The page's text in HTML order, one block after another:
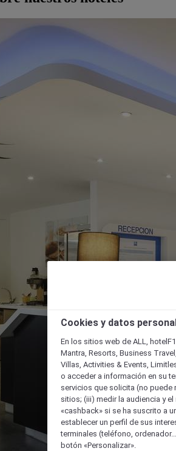
Cookies y datos
En los sitios web de ALL,
Mantra, Resorts, Business
Villas, Activities & Events,
o acceder a información en su
servicios que solicita (no puede
sitios; (iii) medir la audiencia y
«cashback» si se ha suscrito a
establecer un perfil de sus
terminales (teléfono,
botón «Personalizar».